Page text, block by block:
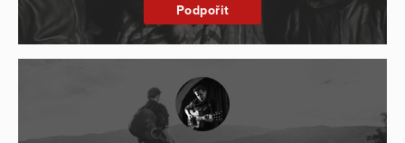
Podpořit